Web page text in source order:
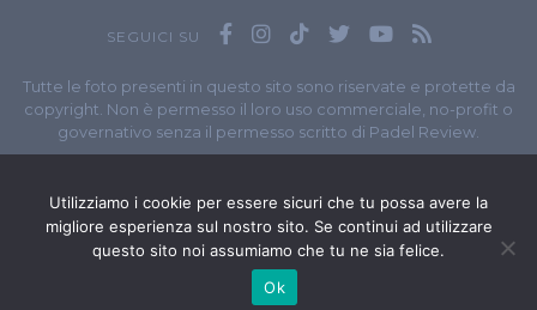
SEGUICI SU
Tutte le foto presenti in questo sito sono riservate e protette da
copyright. Non è permesso il loro uso commerciale, no-profit o
governativo senza il permesso scritto di Padel Review.
// P.I. 11965351007
© Copyright 2020-2026 // Web DeveloperMatteo Manna
Utilizziamo i cookie per essere sicuri che tu possa avere la
migliore esperienza sul nostro sito. Se continui ad utilizzare
questo sito noi assumiamo che tu ne sia felice.
Ok